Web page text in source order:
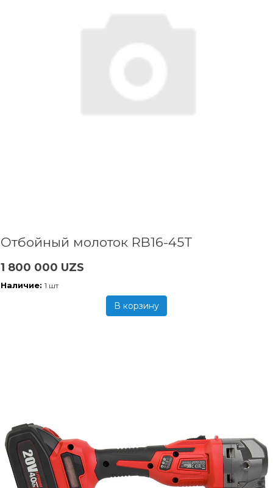
Отбойный молоток RB16-45T
1 800 000 UZS
Наличие: 1 шт
В корзину